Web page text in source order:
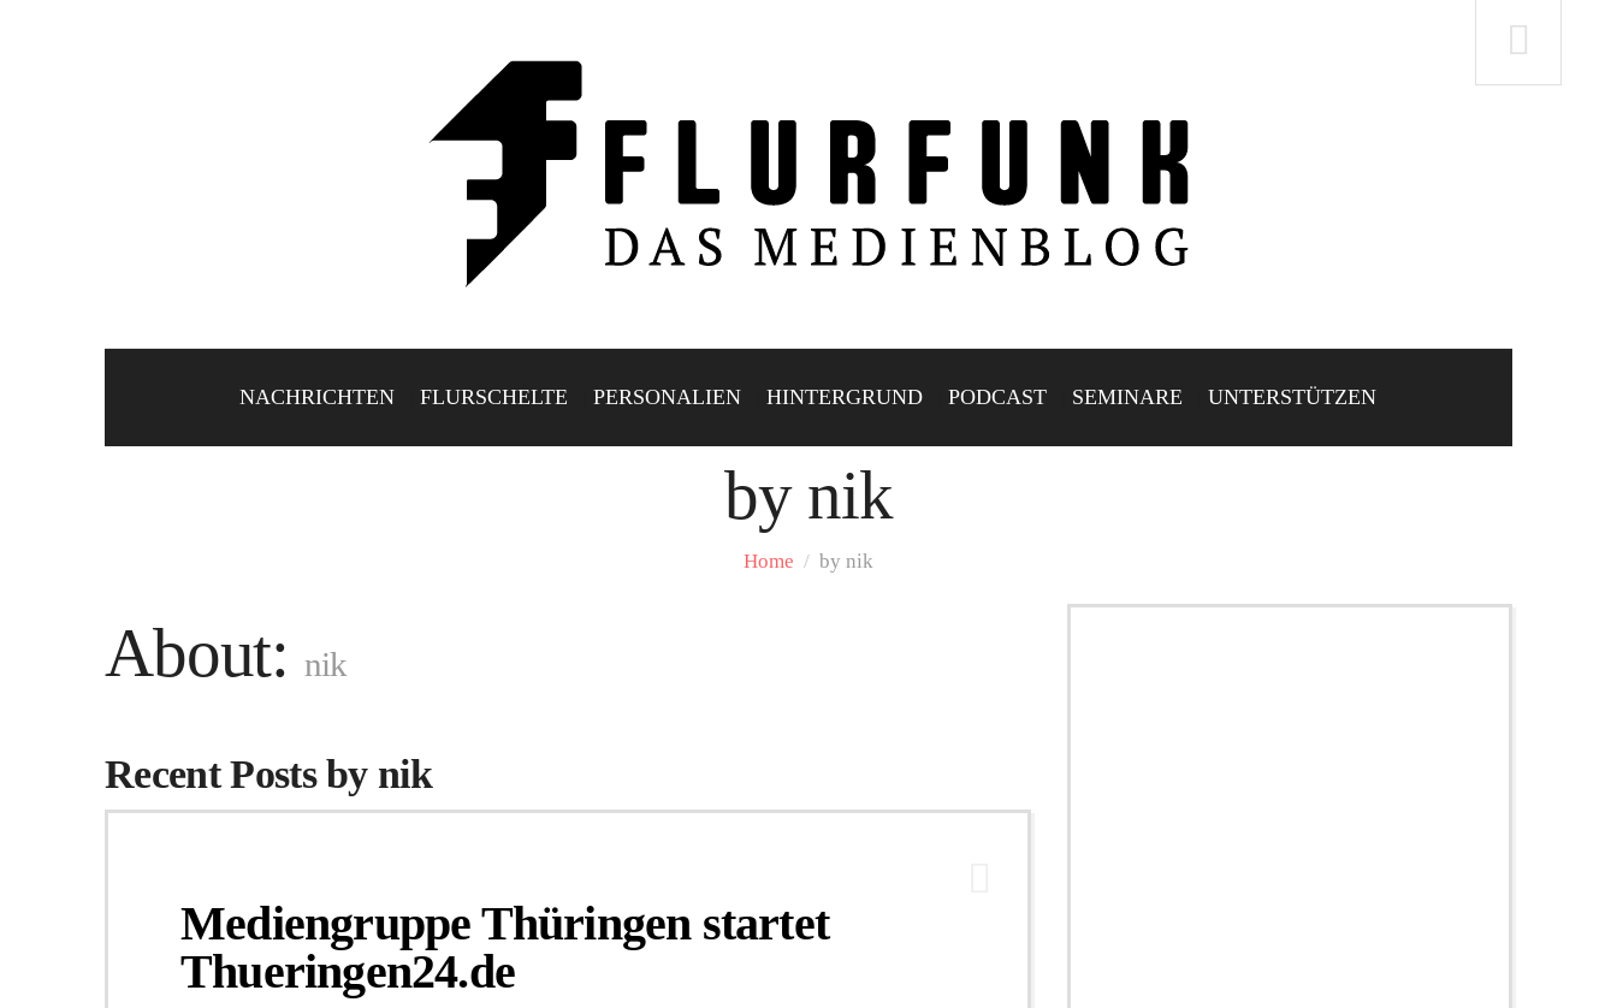
NACHRICHTEN FLURSCHELTE PERSONALIEN HINTERGRUND PODCAST SEMINARE UNTERSTÜTZEN
by nik
Home / by nik
About: nik
Recent Posts by nik
Mediengruppe Thüringen startet
Thueringen24.de